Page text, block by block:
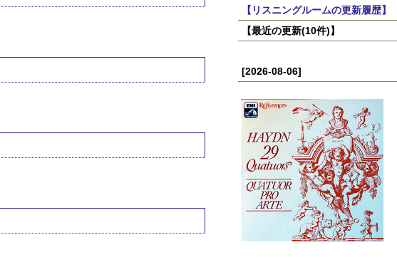
【リスニングルームの更新履歴】
【最近の更新(10件)】
[2026-08-06]